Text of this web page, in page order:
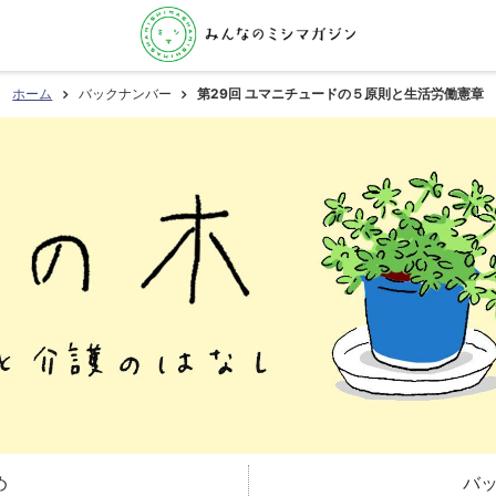
ホーム バックナンバー 第29回 ユマニチュードの５原則と生活労働憲章
バ